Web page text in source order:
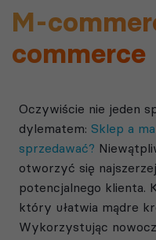
M-
commerce
Oczywiście nie jeden
dylematem: Sklep a
sprzedawać?
otworzyć się
potencjalnego klienta.
który ułatwia mądre
Wykorzystując